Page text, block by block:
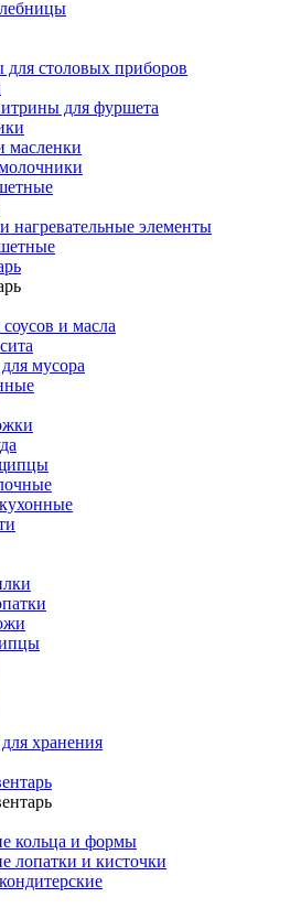
для столовых приборов
для фуршета
масленки
элементы
и масла
мусора
хранения
кольца и формы
лопатки и кисточки